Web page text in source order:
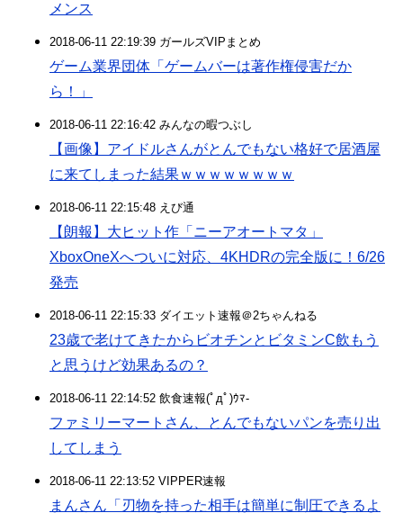
メンス
2018-06-11 22:19:39 ガールズVIPまとめ
ゲーム業界団体「ゲームバーは著作権侵害だか
ら！」
2018-06-11 22:16:42 みんなの暇つぶし
【画像】アイドルさんがとんでもない格好で居酒屋
に来てしまった結果ｗｗｗｗｗｗｗｗ
2018-06-11 22:15:48 えび通
【朗報】大ヒット作「ニーアオートマタ」
XboxOneXへついに対応、4KHDRの完全版に！6/26
発売
2018-06-11 22:15:33 ダイエット速報＠2ちゃんねる
23歳で老けてきたからビオチンとビタミンC飲もう
と思うけど効果あるの？
2018-06-11 22:14:52 飲食速報(ﾟдﾟ)ｳﾏ-
ファミリーマートさん、とんでもないパンを売り出
してしまう
2018-06-11 22:13:52 VIPPER速報
まんさん「刃物を持った相手は簡単に制圧できるよ